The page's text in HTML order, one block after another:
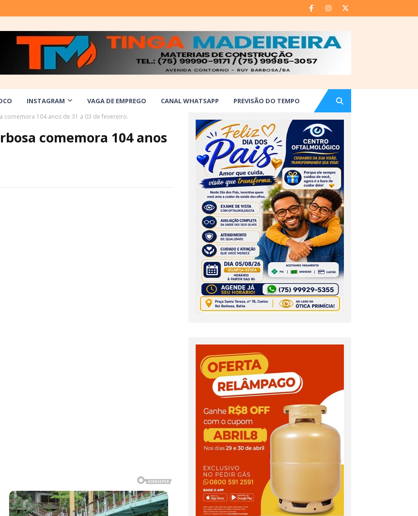
INSTAGRAM VAGA DE EMPREGO CANAL WHATSAPP PREVISÃO DO TEMPO
comemora 104 anos de 31 a 03 de fevereiro.
comemora 104 anos